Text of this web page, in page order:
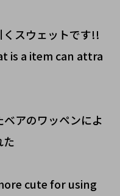
くスウェットです!!
is a item can attra
アのワッペンによ
cute for using